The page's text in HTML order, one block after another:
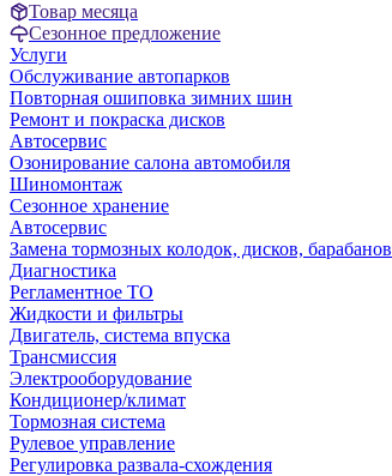
Товар месяца
Сезонное предложение
Услуги
Обслуживание автопарков
Повторная ошиповка зимних шин
Ремонт и покраска дисков
Автосервис
Озонирование салона автомобиля
Шиномонтаж
Сезонное хранение
Автосервис
Замена тормозных колодок, дисков, барабанов
Диагностика
Регламентное ТО
Жидкости и фильтры
Двигатель, система впуска
Трансмиссия
Электрооборудование
Кондиционер/климат
Тормозная система
Рулевое управление
Регулировка развала-схождения